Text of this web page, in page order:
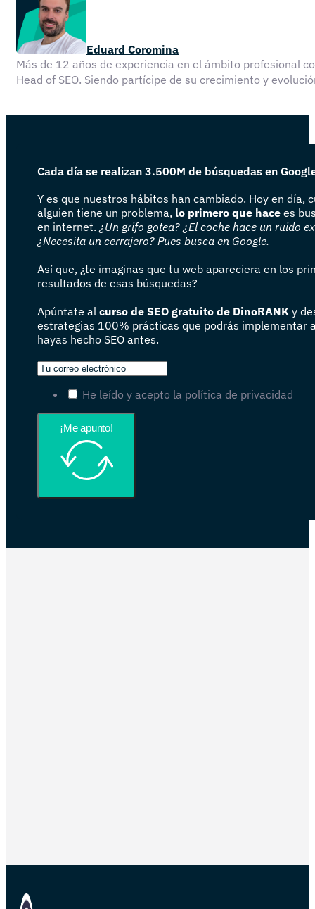
Eduard Coromina
Más de 12 años de experiencia en el ámbito profesional
Head of SEO. Siendo partícipe de su crecimiento y
Cada día se realizan 3.500M de búsquedas en
Y es que nuestros hábitos han cambiado. Hoy en día,
alguien tiene un problema, lo primero que hace es
en internet. ¿Un grifo gotea? ¿El coche hace un ruido
¿Necesita un cerrajero? Pues busca en Google.
Así que, ¿te imaginas que tu web apareciera en los
resultados de esas búsquedas?
Apúntate al curso de SEO gratuito de DinoRANK y
estrategias 100% prácticas que podrás implementar
hayas hecho SEO antes.
He leído y acepto la política de privacidad
¡Me apunto!